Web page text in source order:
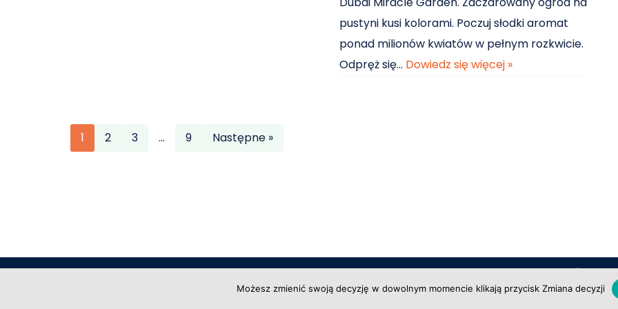
pustyni kusi kolorami. Poczuj słodki aromat
ponad milionów kwiatów w pełnym rozkwicie.
Odpręż się… Dowiedz się więcej »
1 2 3 … 9 Następne »
Regulamin serwisu|
Bilety na kabaret
Możesz zmienić swoją decyzję w dowolnym momencie klikają przycisk Zmiana decyzji